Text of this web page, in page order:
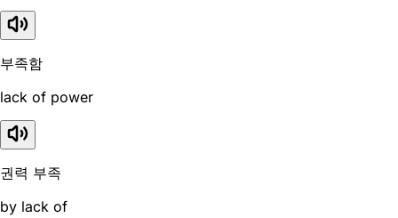
부족함
lack of power
권력 부족
by lack of